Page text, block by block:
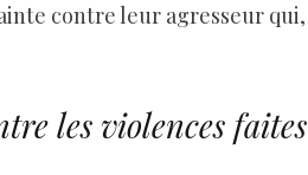
contre leur agresseur
les violences